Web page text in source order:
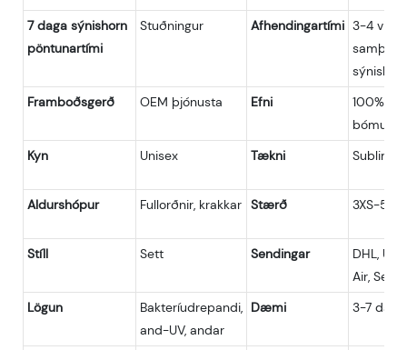
7 daga sýnishorn
pöntunartími
Stuðningur Afhendingartími 3-4
samþykki
Framboðsgerð
OEM þjónusta Efni
100%
bómull/
Kyn
Unisex Tækni
Aldurshópur Fullorðnir, krakkar Stærð 3XS-5XL
Stíll Sett Sendingar
DHL,
Air, Sea;
Lögun
Bakteríudrepandi,
and-UV, andar
Dæmi 3-7 daga